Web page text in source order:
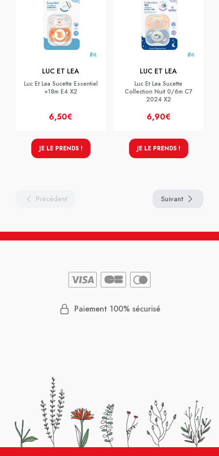
LUC ET LEA
Luc Et Lea Sucette Essentiel
+18m E4 X2
6,50€
JE LE PRENDS !
LUC ET LEA
Luc Et Lea Sucette
Collection Nuit 0/6m C7
2024 X2
6,90€
JE LE PRENDS !
Précédent Suivant
Paiement 100% sécurisé